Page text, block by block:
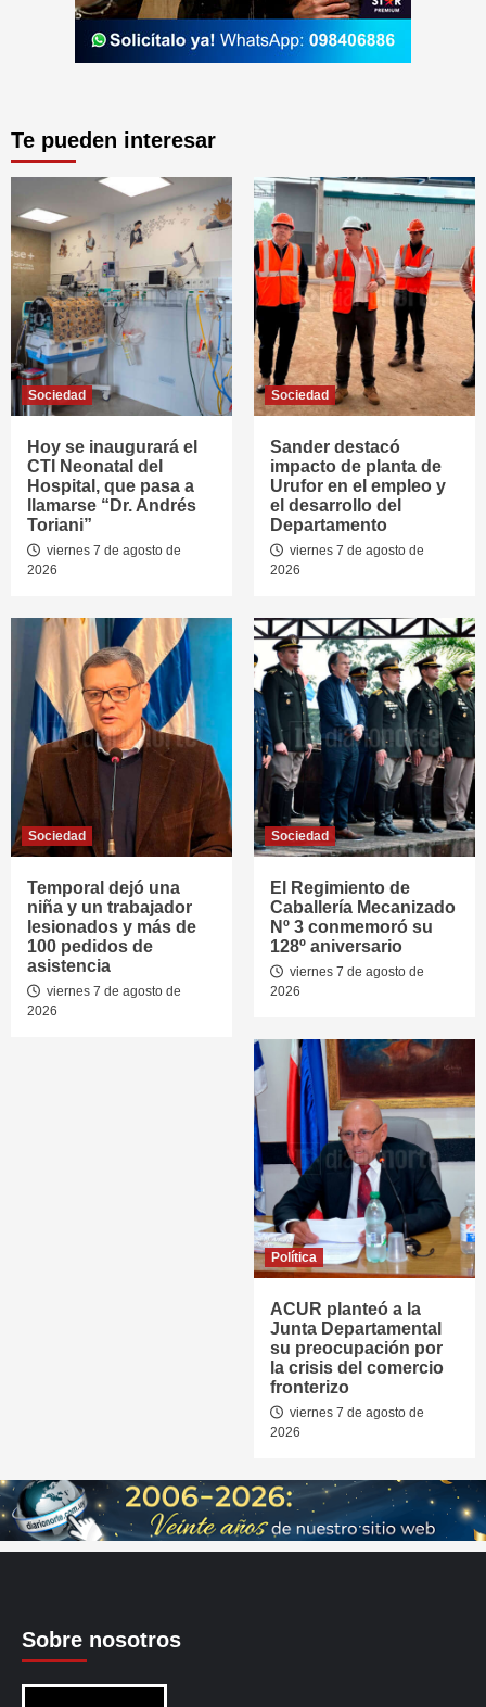
Te pueden interesar
Sociedad
Hoy se inaugurará el
CTI Neonatal del
Hospital, que pasa a
llamarse “Dr. Andrés
Toriani”
viernes 7 de agosto de
2026
Sociedad
Sander destacó
impacto de planta de
Urufor en el empleo y
el desarrollo del
Departamento
viernes 7 de agosto de
2026
Sociedad
Temporal dejó una
niña y un trabajador
lesionados y más de
100 pedidos de
asistencia
viernes 7 de agosto de
2026
Sociedad
El Regimiento de
Caballería Mecanizado
Nº 3 conmemoró su
128º aniversario
viernes 7 de agosto de
2026
Política
ACUR planteó a la
Junta Departamental
su preocupación por
la crisis del comercio
fronterizo
viernes 7 de agosto de
2026
Sobre nosotros